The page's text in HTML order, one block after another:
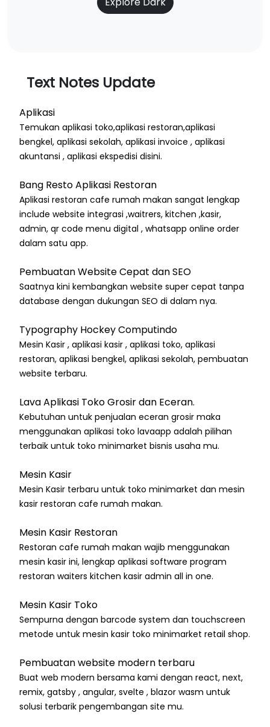
Text Notes Update
Aplikasi
Temukan aplikasi toko,aplikasi restoran,aplikasi
bengkel, aplikasi sekolah, aplikasi invoice , aplikasi
akuntansi , aplikasi ekspedisi disini.
Bang Resto Aplikasi Restoran
Aplikasi restoran cafe rumah makan sangat lengkap
include website integrasi ,waitrers, kitchen ,kasir,
admin, qr code menu digital , whatsapp online order
dalam satu app.
Pembuatan Website Cepat dan SEO
Saatnya kini kembangkan website super cepat tanpa
database dengan dukungan SEO di dalam nya.
Typography Hockey Computindo
Mesin Kasir , aplikasi kasir , aplikasi toko, aplikasi
restoran, aplikasi bengkel, aplikasi sekolah, pembuatan
website terbaru.
Lava Aplikasi Toko Grosir dan Eceran.
Kebutuhan untuk penjualan eceran grosir maka
menggunakan aplikasi toko lavaapp adalah pilihan
terbaik untuk toko minimarket bisnis usaha mu.
Mesin Kasir
Mesin Kasir terbaru untuk toko minimarket dan mesin
kasir restoran cafe rumah makan.
Mesin Kasir Restoran
Restoran cafe rumah makan wajib menggunakan
mesin kasir ini, lengkap aplikasi software program
restoran waiters kitchen kasir admin all in one.
Mesin Kasir Toko
Sempurna dengan barcode system dan touchscreen
metode untuk mesin kasir toko minimarket retail shop.
Pembuatan website modern terbaru
Buat web modern bersama kami dengan react, next,
remix, gatsby , angular, svelte , blazor wasm untuk
solusi terbarik pengembangan site mu.